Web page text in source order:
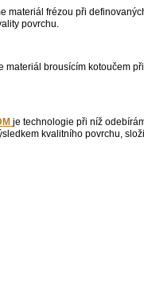
materiál frézou při
povrchu.
materiál brousícím kotoučem
je technologie při níž
kvalitního povrchu,